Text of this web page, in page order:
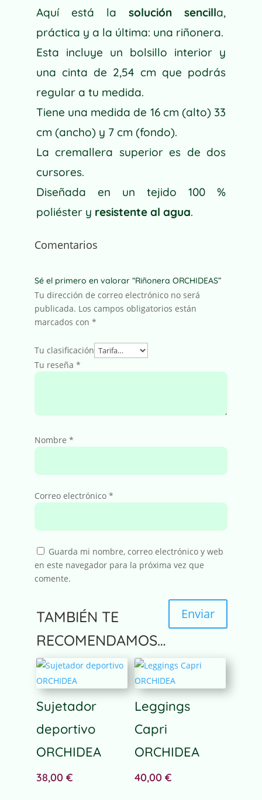
Aquí está lasolución sencilla,
práctica y a la última: una riñonera.
Esta incluye un bolsillo interior y
una cinta de 2,54 cm que podrás
regular a tu medida.
Tiene una medida de 16 cm (alto) 33
cm (ancho) y 7 cm (fondo).
La cremallera superior es de dos
cursores.
Diseñada en un tejido 100 %
poliéster y resistente al agua.
Comentarios
Sé el primero en valorar “Riñonera ORCHIDEAS”
Tu dirección de correo electrónico no será
publicada. Los campos obligatorios están
marcados con *
Tu clasificación
Tu reseña *
Nombre *
Correo electrónico *
Guarda mi nombre, correo electrónico y web
en este navegador para la próxima vez que
comente.
Enviar
A
t
e
n
t
v
TAMBIÉN TE
RECOMENDAMOS…
Sujetador
deportivo
ORCHIDEA
38,00 €
Leggings
Capri
ORCHIDEA
40,00€